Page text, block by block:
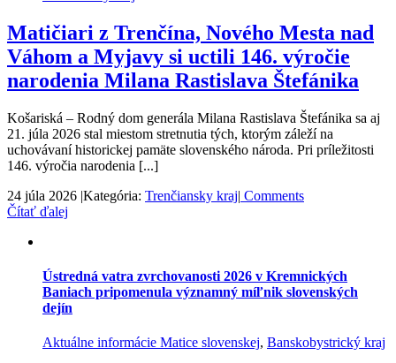
Matičiari z Trenčína, Nového Mesta nad
Váhom a Myjavy si uctili 146. výročie
narodenia Milana Rastislava Štefánika
Košariská – Rodný dom generála Milana Rastislava Štefánika sa aj
21. júla 2026 stal miestom stretnutia tých, ktorým záleží na
uchovávaní historickej pamäte slovenského národa. Pri príležitosti
146. výročia narodenia [...]
24 júla 2026 |Kategória: Trenčiansky kraj| Comments
Čítať ďalej
Ústredná vatra zvrchovanosti 2026 v Kremnických
Baniach pripomenula významný míľnik slovenských
dejín
Aktuálne informácie Matice slovenskej, Banskobystrický kraj